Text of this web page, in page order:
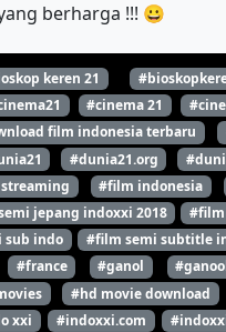
berharga !!! 😀
keren 21
#cinema 21
film indonesia terbaru
#dunia21.org
#film indonesia
jepang indoxxi 2018 #film
sub indo #film semi subtitle
#france #ganol
#hd movie download
xxi #indoxxi.com